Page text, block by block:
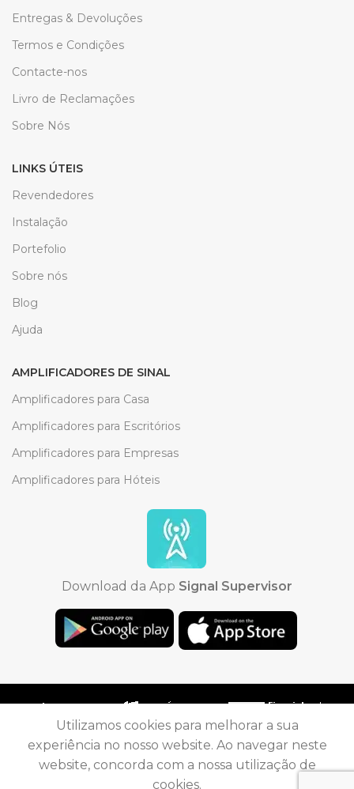
Entregas & Devoluções
Termos e Condições
Contacte-nos
Livro de Reclamações
Sobre Nós
LINKS ÚTEIS
Revendedores
Instalação
Portefolio
Sobre nós
Blog
Ajuda
AMPLIFICADORES DE SINAL
Amplificadores para Casa
Amplificadores para Escritórios
Amplificadores para Empresas
Amplificadores para Hóteis
Download da App Signal Supervisor
Copyright © 2023 Desenvolvido por Telerepeat. Todos
os direitos reservados
Utilizamos cookies para melhorar a sua
experiência no nosso website. Ao navegar neste
website, concorda com a nossa utilização de
cookies.